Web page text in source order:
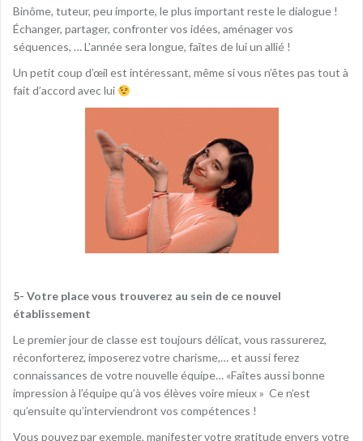
Binôme, tuteur, peu importe, le plus important reste le dialogue !
Échanger, partager, confronter vos idées, aménager vos
séquences, … L’année sera longue, faîtes de lui un allié !
Un petit coup d’œil est intéressant, même si vous n’êtes pas tout à
fait d’accord avec lui
5- Votre place vous trouverez au sein de ce nouvel
établissement
Le premier jour de classe est toujours délicat, vous rassurerez,
réconforterez, imposerez votre charisme,… et aussi ferez
connaissances de votre nouvelle équipe… «Faîtes aussi bonne
impression à l’équipe qu’à vos élèves voire mieux » Ce n’est
qu’ensuite qu’interviendront vos compétences !
Vous pouvez par exemple, manifester votre gratitude envers votre